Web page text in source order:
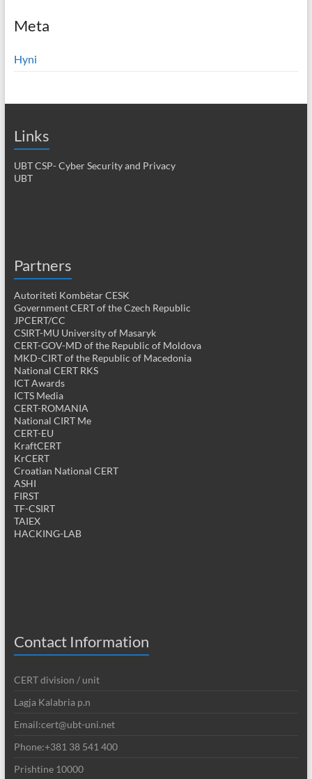
Meta
Hyni
Links
UBT CSP- Cyber Security and Privacy
UBT
Partners
Autoriteti Kombëtar CESK
Government CERT of the Czech Republic
JPCERT/CC
CSIRT-MU University of Masaryk
CERT-GOV-MD of the Republic of Moldova
MKD-CIRT of the Republic of Macedonia
National CERT RKS
ICT Awards
ICTS Media
CERT-ROMANIA
National CIRT Me
CERT-EU
KraftCERT
KrCERT
Croatian National CERT
ASHI
FIRST
TF-CSIRT
TAIEX
HACKING-LAB
Contact Information
CERT division / unit
Lagja Kalabria p.n
Email:cert@ubt-uni.net
Phone:+381 38 541 400
Prishtine 10000